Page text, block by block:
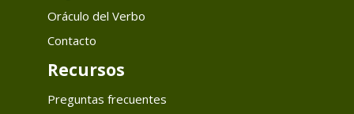
Oráculo del Verbo
Contacto
Recursos
Preguntas frecuentes